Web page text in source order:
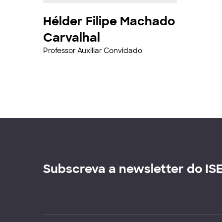
Hélder Filipe Machado
Carvalhal
Professor Auxiliar Convidado
Subscreva a newsletter do